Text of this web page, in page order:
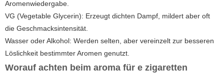
Aromenwiedergabe.
VG (Vegetable Glycerin): Erzeugt dichten Dampf, mildert aber oft
die Geschmacksintensität.
Wasser oder Alkohol: Werden selten, aber vereinzelt zur besseren
Löslichkeit bestimmter Aromen genutzt.
Worauf achten beim aroma für e zigaretten